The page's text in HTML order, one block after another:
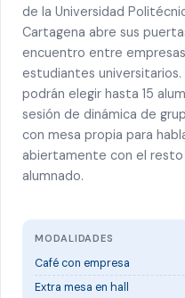
de la Universidad
Cartagena abre sus
encuentro entre
estudiantes universitarios.
podrán elegir hasta 15
sesión de dinámica de
con mesa propia para
abiertamente con el resto
alumnado.
MODALIDADES
Café con empresa
Extra mesa en hall